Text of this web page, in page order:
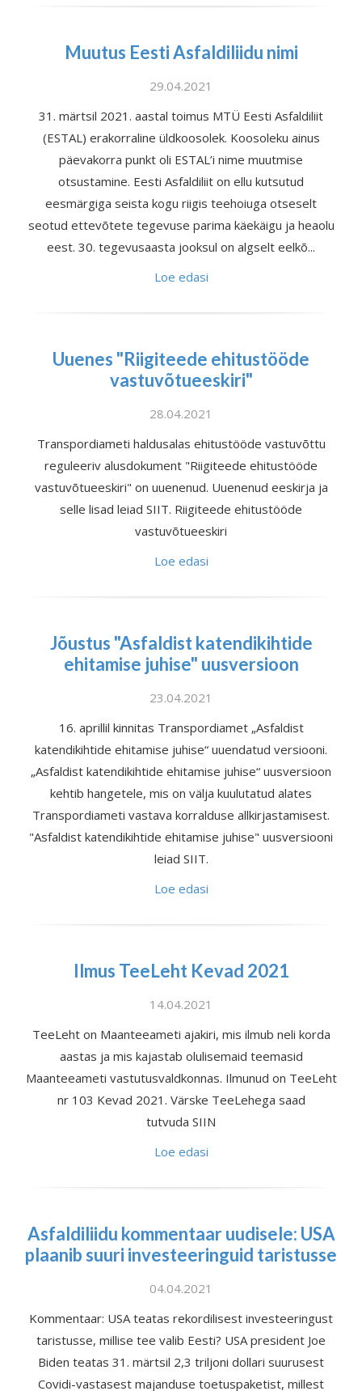
Muutus Eesti Asfaldiliidu nimi
29.04.2021
31. märtsil 2021. aastal toimus MTÜ Eesti Asfaldiliit
(ESTAL) erakorraline üldkoosolek. Koosoleku ainus
päevakorra punkt oli ESTAL’i nime muutmise
otsustamine. Eesti Asfaldiliit on ellu kutsutud
eesmärgiga seista kogu riigis teehoiuga otseselt
seotud ettevõtete tegevuse parima käekäigu ja heaolu
eest. 30. tegevusaasta jooksul on algselt eelkõ...
Loe edasi
Uuenes "Riigiteede ehitustööde
vastuvõtueeskiri"
28.04.2021
Transpordiameti haldusalas ehitustööde vastuvõttu
reguleeriv alusdokument "Riigiteede ehitustööde
vastuvõtueeskiri" on uuenenud. Uuenenud eeskirja ja
selle lisad leiad SIIT. Riigiteede ehitustööde
vastuvõtueeskiri
Loe edasi
Jõustus "Asfaldist katendikihtide
ehitamise juhise" uusversioon
23.04.2021
16. aprillil kinnitas Transpordiamet „Asfaldist
katendikihtide ehitamise juhise“ uuendatud versiooni.
„Asfaldist katendikihtide ehitamise juhise“ uusversioon
kehtib hangetele, mis on välja kuulutatud alates
Transpordiameti vastava korralduse allkirjastamisest.
"Asfaldist katendikihtide ehitamise juhise" uusversiooni
leiad SIIT.
Loe edasi
Ilmus TeeLeht Kevad 2021
14.04.2021
TeeLeht on Maanteeameti ajakiri, mis ilmub neli korda
aastas ja mis kajastab olulisemaid teemasid
Maanteeameti vastutusvaldkonnas. Ilmunud on TeeLeht
nr 103 Kevad 2021. Värske TeeLehega saad
tutvuda SIIN
Loe edasi
Asfaldiliidu kommentaar uudisele: USA
plaanib suuri investeeringuid taristusse
04.04.2021
Kommentaar: USA teatas rekordilisest investeeringust
taristusse, millise tee valib Eesti? USA president Joe
Biden teatas 31. märtsil 2,3 triljoni dollari suurusest
Covidi-vastasest majanduse toetuspaketist, millest